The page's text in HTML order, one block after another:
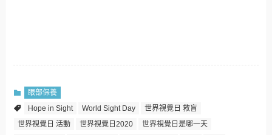
眼部保養
Hope in Sight
World Sight Day
世界視覺日 救盲
世界視覺日 活動
世界視覺日2020
世界視覺日是哪一天